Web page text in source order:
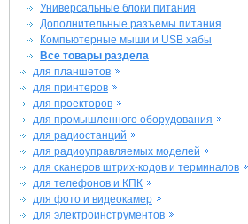
Универсальные блоки питания
Дополнительные разъемы питания
Компьютерные мыши и USB хабы
Все товары раздела
для планшетов
для принтеров
для проекторов
для промышленного оборудования
для радиостанций
для радиоуправляемых моделей
для сканеров штрих-кодов и терминалов
для телефонов и КПК
для фото и видеокамер
для электроинструментов